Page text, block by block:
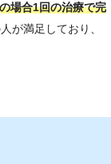
場合1回の治療で完
が満足しており、